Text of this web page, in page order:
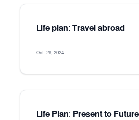
Life plan: Travel abroad
Oct. 29, 2024
Life Plan: Present to Future